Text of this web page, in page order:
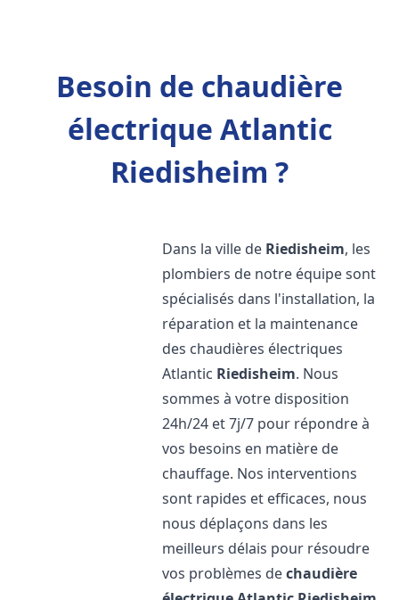
Besoin de chaudière
électrique Atlantic
Riedisheim ?
Dans la ville de Riedisheim, les
plombiers de notre équipe sont
spécialisés dans l'installation, la
réparation et la maintenance
des chaudières électriques
Atlantic Riedisheim. Nous
sommes à votre disposition
24h/24 et 7j/7 pour répondre à
vos besoins en matière de
chauffage. Nos interventions
sont rapides et efficaces, nous
nous déplaçons dans les
meilleurs délais pour résoudre
vos problèmes dechaudière